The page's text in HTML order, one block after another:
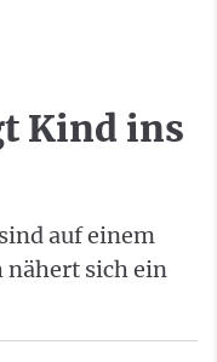
Kind ins
auf einem
nähert sich ein